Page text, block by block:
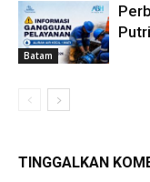
Batam
TINGGALKAN